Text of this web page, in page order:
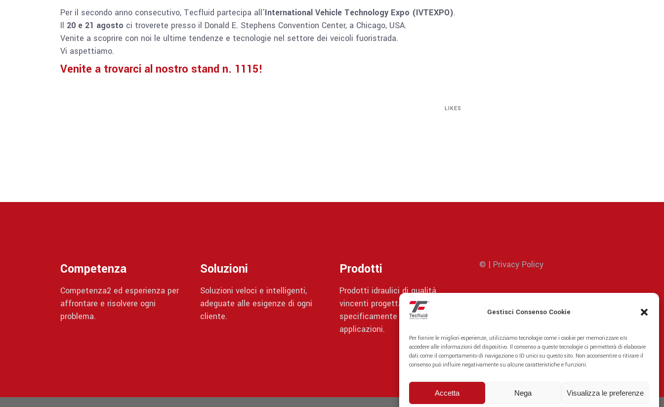
Gestisci Consenso Cookie
Per fornire le migliori esperienze, utilizziamo tecnologie come i cookie per memorizzare e/o
accedere alle informazioni del dispositivo. Il consenso a queste tecnologie ci permetterà di elaborare
dati come il comportamento di navigazione o ID unici su questo sito. Non acconsentire o ritirare il
consenso può influire negativamente su alcune caratteristiche e funzioni.
Accetta Nega Visualizza le preferenze
Per il secondo anno consecutivo, Tecfluid partecipa all’International Vehicle Technology Expo (IVTEXPO).
Il 20 e 21 agosto ci troverete presso il Donald E. Stephens Convention Center, a Chicago, USA.
Venite a scoprire con noi le ultime tendenze e tecnologie nel settore dei veicoli fuoristrada.
Vi aspettiamo.
Venite a trovarci al nostro stand n. 1115!
LIKES
Competenza
Competenza2 ed esperienza per
affrontare e risolvere ogni
problema.
Soluzioni
Soluzioni veloci e intelligenti,
adeguate alle esigenze di ogni
cliente.
Prodotti
Prodotti idraulici di qualità
vincenti progettati
specificamente per diverse
applicazioni.
© | Privacy Policy